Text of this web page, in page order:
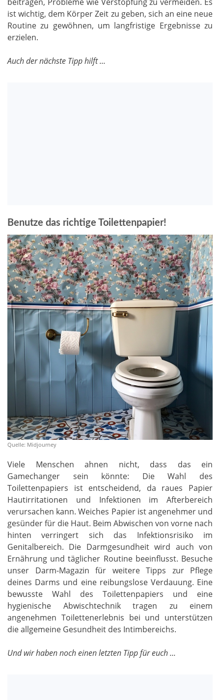
ist wichtig, dem Körper Zeit zu geben, sich an eine neue
Routine zu gewöhnen, um langfristige Ergebnisse zu
erzielen.
Auch der nächste Tipp hilft ...
Benutze das richtige Toilettenpapier!
Quelle: Midjourney
Viele Menschen ahnen nicht, dass das ein
Gamechanger sein könnte: Die Wahl des
Toilettenpapiers ist entscheidend, da raues Papier
Hautirritationen und Infektionen im Afterbereich
verursachen kann. Weiches Papier ist angenehmer und
gesünder für die Haut. Beim Abwischen von vorne nach
hinten verringert sich das Infektionsrisiko im
Genitalbereich. Die Darmgesundheit wird auch von
Ernährung und täglicher Routine beeinflusst. Besuche
unser Darm-Magazin für weitere Tipps zur Pflege
deines Darms und eine reibungslose Verdauung. Eine
bewusste Wahl des Toilettenpapiers und eine
hygienische Abwischtechnik tragen zu einem
angenehmen Toilettenerlebnis bei und unterstützen
die allgemeine Gesundheit des Intimbereichs.
Und wir haben noch einen letzten Tipp für euch ...